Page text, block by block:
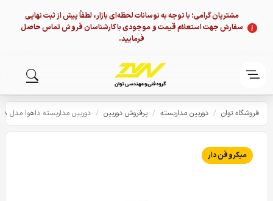
مشتریان گرامی؛ با توجه به نوسانات لحظه‌ای بازار، لطفاً پیش از ثبت نهایی
سفارش جهت استعلام قیمت و موجودی با کارشناسان فروش تماس حاصل
فرمایید.
فروشگاه توان / دوربین مداربسته / پرفروش دوربین / دوربین مداربسته داهوا مدل T2A51P-U-IL-A
میکروفن دار